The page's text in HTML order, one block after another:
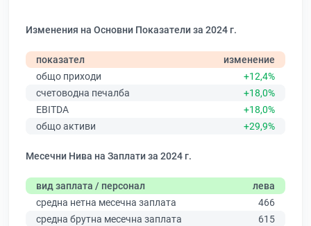
Изменения на Основни Показатели за 2024 г.
показател
изменение
общо приходи
+12,4%
счетоводна печалба
+18,0%
EBITDA
+18,0%
общо активи
+29,9%
Месечни Нива на Заплати за 2024 г.
вид заплата / персонал
лева
средна нетна месечна заплата
466
средна брутна месечна заплата
615